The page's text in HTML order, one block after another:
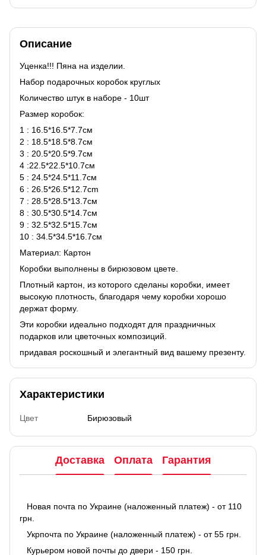
Описание
Уценка!!! Пяна на изделии.
Набор подарочных коробок круглых
Количество штук в наборе - 10шт
Размер коробок:
1 : 16.5*16.5*7.7см
2 : 18.5*18.5*8.7см
3 : 20.5*20.5*9.7см
4 :22.5*22.5*10.7см
5 : 24.5*24.5*11.7см
6 : 26.5*26.5*12.7cm
7 : 28.5*28.5*13.7см
8 : 30.5*30.5*14.7см
9 : 32.5*32.5*15.7см
10 : 34.5*34.5*16.7см
Материал: Картон
Коробки выполнены в бирюзовом цвете.
Плотный картон, из которого сделаны коробки, имеет
высокую плотность, благодаря чему коробки хорошо
держат форму.
Эти коробки идеально подходят для праздничных
подарков или цветочных композиций.
придавая роскошный и элегантный вид вашему презенту.
Характеристики
Цвет Бирюзовый
Доставка Оплата Гарантия
Новая почта по Украине (наложенный платеж) - от 110
грн.
Укрпочта по Украине (наложенный платеж) - от 55 грн.
Курьером новой почты до двери - 150 грн.